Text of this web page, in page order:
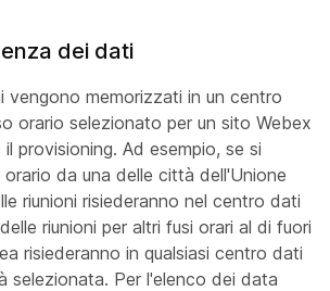
dei dati
vengono memorizzati in un centro
orario selezionato per un sito Webex
provisioning. Ad esempio, se si
da una delle città dell'Unione
riunioni risiederanno nel centro dati
riunioni per altri fusi orari al di fuori
risiederanno in qualsiasi centro dati
selezionata. Per l'elenco dei data